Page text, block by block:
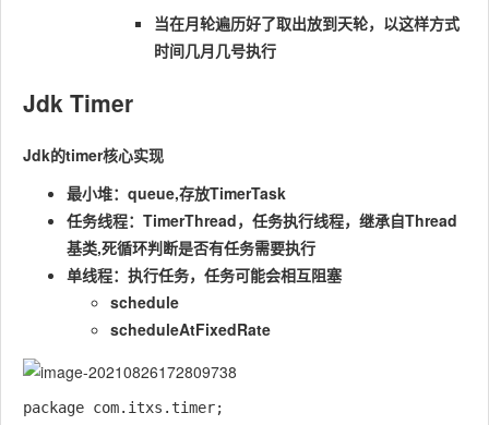
当在月轮遍历好了取出放到天轮，以这样方式
时间几月几号执行
Jdk Timer
Jdk的timer核心实现
最小堆：queue,存放TimerTask
任务线程：TimerThread，任务执行线程，继承自Thread
基类,死循环判断是否有任务需要执行
单线程：执行任务，任务可能会相互阻塞
schedule
scheduleAtFixedRate
package com.itxs.timer;